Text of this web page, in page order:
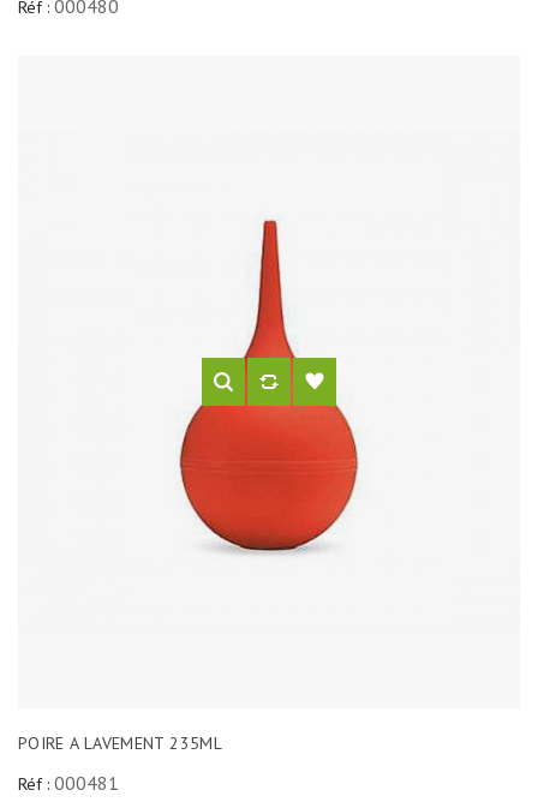
Réf : 000480
POIRE A LAVEMENT 235ML
Réf : 000481